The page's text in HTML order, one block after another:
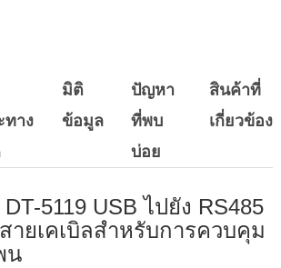
ทาง
มิติ
ข้อมูล
ปัญหา
ที่พบ
บ่อย
สินค้าที่
เกี่ยวข้อง
5119 USB ไปยัง RS485
ายเคเบิลสำหรับการควบคุม
น